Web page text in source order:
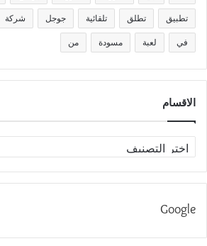
تطبيق تطلق تلقائية جوجل شركة
في لعبة مسودة من
الاقسام
الاقسام
Google